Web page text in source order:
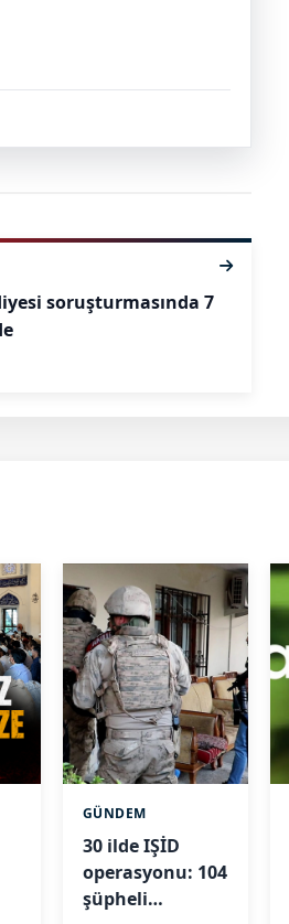
soruşturmasında 7
GÜNDEM
30 ilde IŞİD
operasyonu: 104
şüpheli